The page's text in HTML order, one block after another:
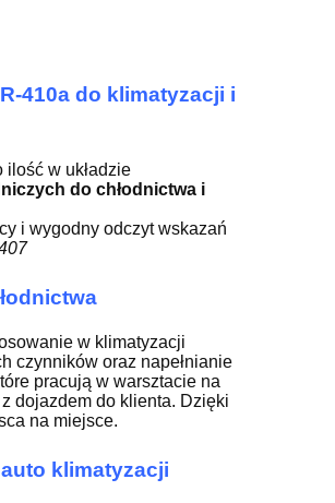
410a do klimatyzacji i
w układzie
do chłodnictwa i
i wygodny odczyt wskazań
w klimatyzacji
czynników oraz napełnianie
pracują w warsztacie na
dojazdem do klienta. Dzięki
na miejsce.
klimatyzacji